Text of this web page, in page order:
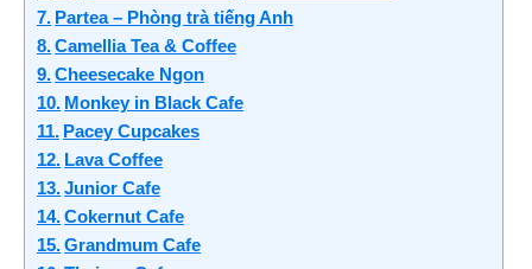
Partea – Phòng trà tiếng Anh
Camellia Tea & Coffee
Cheesecake Ngon
Monkey in Black Cafe
Pacey Cupcakes
Lava Coffee
Junior Cafe
Cokernut Cafe
Grandmum Cafe